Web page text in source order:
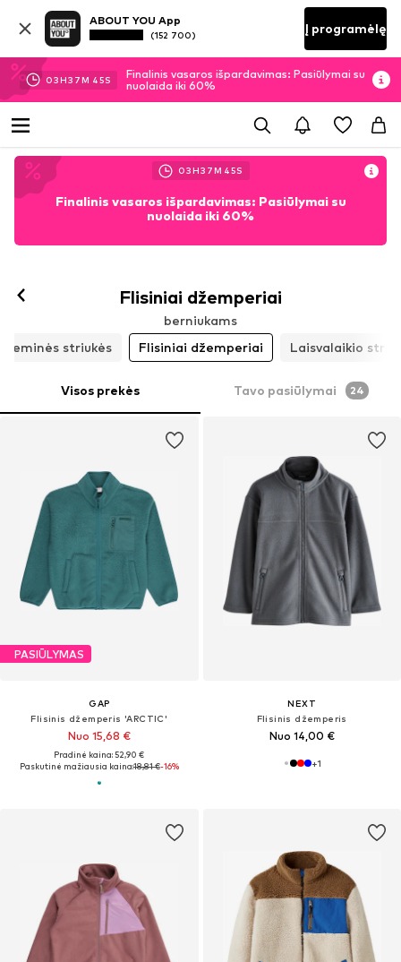
ABOUT YOU App
(152 700) Į programėlę
03H37M 43S
Finalinis vasaros išpardavimas: Pasiūlymai su
nuolaida iki 60%
03H37M 43S
Finalinis vasaros išpardavimas: Pasiūlymai su
nuolaida iki 60%
Flisiniai džemperiai
berniukams
Žieminės striukės
Flisiniai džemperiai Laisvalaikio
Visos prekės Tavo pasiūlymai 24
PASIŪLYMAS
GAP
Flisinis džemperis 'ARCTIC'
Nuo 15,68 €
Pradinė kaina: 52,90 €
Paskutinė mažiausia kaina:18,81 €-16%
NEXT
Flisinis džemperis
Nuo 14,00 €
+1